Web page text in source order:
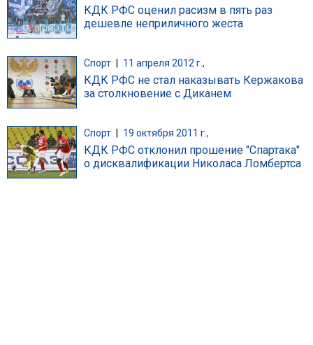
КДК РФС оценил расизм в пять раз
дешевле неприличного жеста
Спорт 11 апреля 2012 г.,
КДК РФС не стал наказывать Кержакова
за столкновение с Диканем
Спорт 19 октября 2011 г.,
КДК РФС отклонил прошение "Спартака"
о дисквалификации Николаса Ломбертса